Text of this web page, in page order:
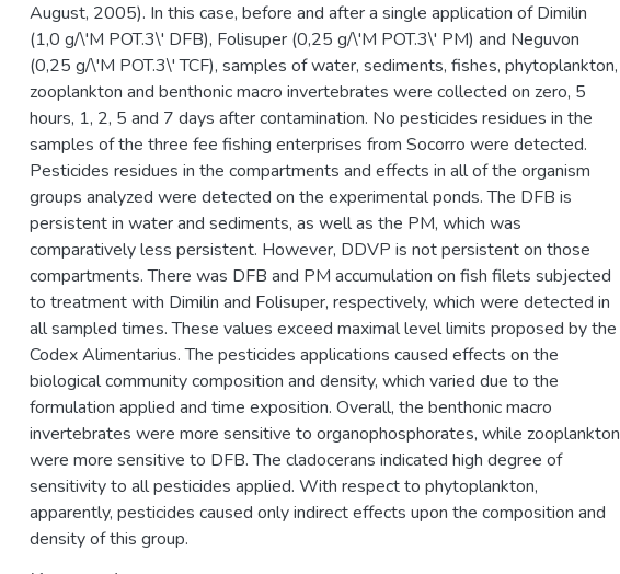
August, 2005). In this case, before and after a single application of Dimilin
(1,0 g/\'M POT.3\' DFB), Folisuper (0,25 g/\'M POT.3\' PM) and Neguvon
(0,25 g/\'M POT.3\' TCF), samples of water, sediments, fishes, phytoplankton,
zooplankton and benthonic macro invertebrates were collected on zero, 5
hours, 1, 2, 5 and 7 days after contamination. No pesticides residues in the
samples of the three fee fishing enterprises from Socorro were detected.
Pesticides residues in the compartments and effects in all of the organism
groups analyzed were detected on the experimental ponds. The DFB is
persistent in water and sediments, as well as the PM, which was
comparatively less persistent. However, DDVP is not persistent on those
compartments. There was DFB and PM accumulation on fish filets subjected
to treatment with Dimilin and Folisuper, respectively, which were detected in
all sampled times. These values exceed maximal level limits proposed by the
Codex Alimentarius. The pesticides applications caused effects on the
biological community composition and density, which varied due to the
formulation applied and time exposition. Overall, the benthonic macro
invertebrates were more sensitive to organophosphorates, while zooplankton
were more sensitive to DFB. The cladocerans indicated high degree of
sensitivity to all pesticides applied. With respect to phytoplankton,
apparently, pesticides caused only indirect effects upon the composition and
density of this group.